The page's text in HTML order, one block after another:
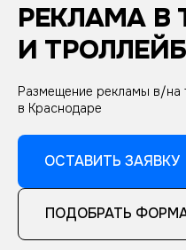
РЕКЛАМА В
И
Размещение рекламы в/на
в Краснодаре
ОСТАВИТЬ ЗАЯВКУ
ПОДОБРАТЬ